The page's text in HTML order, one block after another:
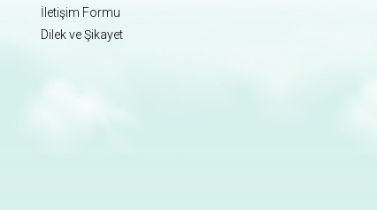
İletişim Formu
Dilek ve Şikayet